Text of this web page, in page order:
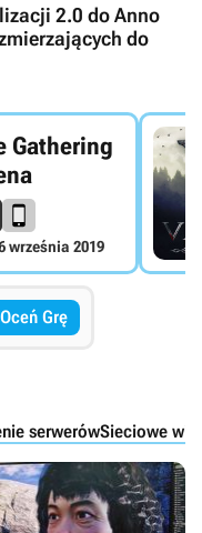
2.0 do Anno
do
Gathering
września 2019
Oceń Grę
serwerówSieciowe